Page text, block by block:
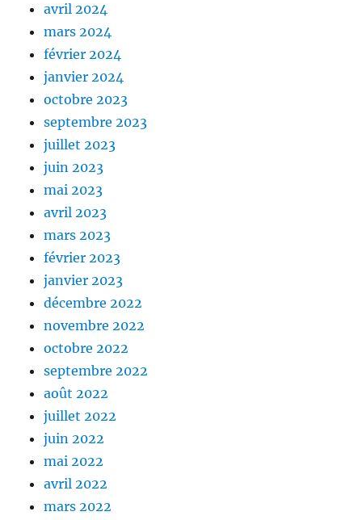
avril 2024
mars 2024
février 2024
janvier 2024
octobre 2023
septembre 2023
juillet 2023
juin 2023
mai 2023
avril 2023
mars 2023
février 2023
janvier 2023
décembre 2022
novembre 2022
octobre 2022
septembre 2022
août 2022
juillet 2022
juin 2022
mai 2022
avril 2022
mars 2022